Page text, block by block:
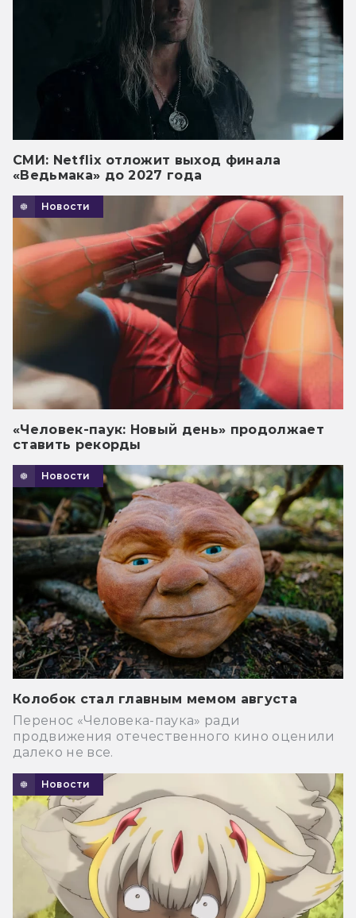
СМИ: Netflix отложит выход финала
«Ведьмака» до 2027 года
Новости
«Человек-паук: Новый день» продолжает
ставить рекорды
Новости
Колобок стал главным мемом августа
Перенос «Человека-паука» ради
продвижения отечественного кино оценили
далеко не все.
Новости